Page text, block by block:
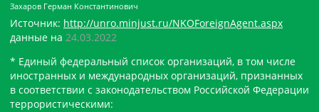
Захаров Герман Константинович
Источник: http://unro.minjust.ru/NKOForeignAgent.aspx
данные на 24.03.2022
* Единый федеральный список организаций, в том числе
иностранных и международных организаций, признанных
в соответствии с законодательством Российской Федерации
террористическими: